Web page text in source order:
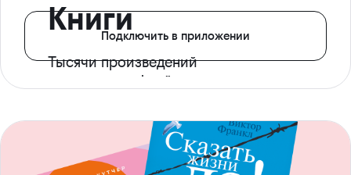
Книги
Тысячи произведений
с доступом офлайн
Подключить в приложении